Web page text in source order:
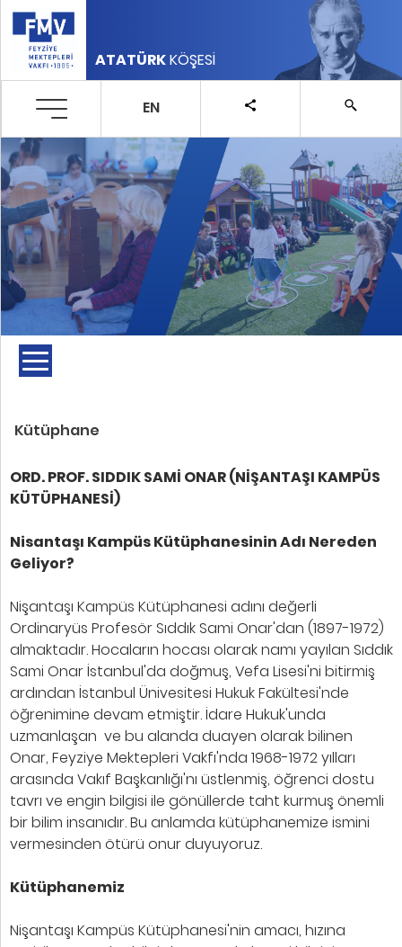
ATATÜRKKÖŞESİ
EN
Kütüphane
ORD. PROF. SIDDIK SAMİ ONAR (NİŞANTAŞI KAMPÜS
KÜTÜPHANESİ)
Nisantaşı Kampüs Kütüphanesinin Adı Nereden
Geliyor?
Nişantaşı Kampüs Kütüphanesi adını değerli
Ordinaryüs Profesör Sıddık Sami Onar'dan (1897-1972)
almaktadır. Hocaların hocası olarak namı yayılan Sıddık
Sami Onar İstanbul'da doğmuş, Vefa Lisesi'ni bitirmiş
ardından İstanbul Ünivesitesi Hukuk Fakültesi'nde
öğrenimine devam etmiştir. İdare Hukuk'unda
uzmanlaşan ve bu alanda duayen olarak bilinen
Onar, Feyziye Mektepleri Vakfı'nda 1968-1972 yılları
arasında Vakıf Başkanlığı'nı üstlenmiş, öğrenci dostu
tavrı ve engin bilgisi ile gönüllerde taht kurmuş önemli
bir bilim insanıdır. Bu anlamda kütüphanemize ismini
vermesinden ötürü onur duyuyoruz.
Kütüphanemiz
Nişantaşı Kampüs Kütüphanesi'nin amacı, hızına